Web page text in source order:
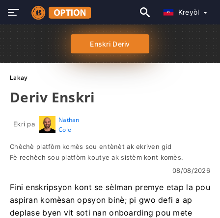
Kreyòl
Enskri Deriv
Lakay
Deriv Enskri
Ekri pa
Nathan
Cole
Chèchè platfòm komès sou entènèt ak ekriven gid
Fè rechèch sou platfòm koutye ak sistèm kont komès.
08/08/2026
Fini enskripsyon kont se sèlman premye etap la pou
aspiran komèsan opsyon binè; pi gwo defi a ap
deplase byen vit soti nan onboarding pou mete